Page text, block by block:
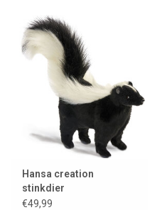
Hansa creation
stinkdier
€49,99